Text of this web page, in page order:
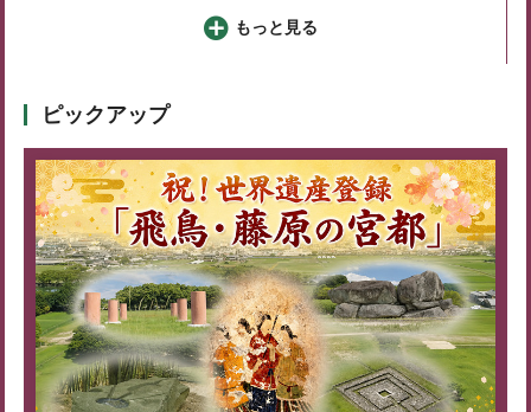
もっと見る
ピックアップ